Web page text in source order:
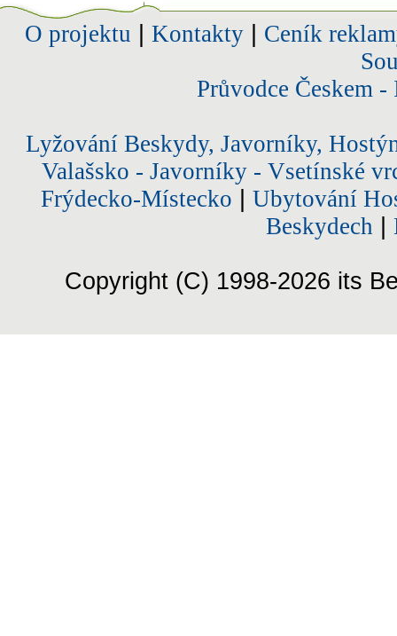
O projektu Kontakty| Ceník
Průvodce Českem
Lyžování Beskydy, Javorníky,
Valašsko - Javorníky - Vsetínské
Frýdecko-Místecko
Ubytování
Beskydech
Copyright (C) 1998-2026 its